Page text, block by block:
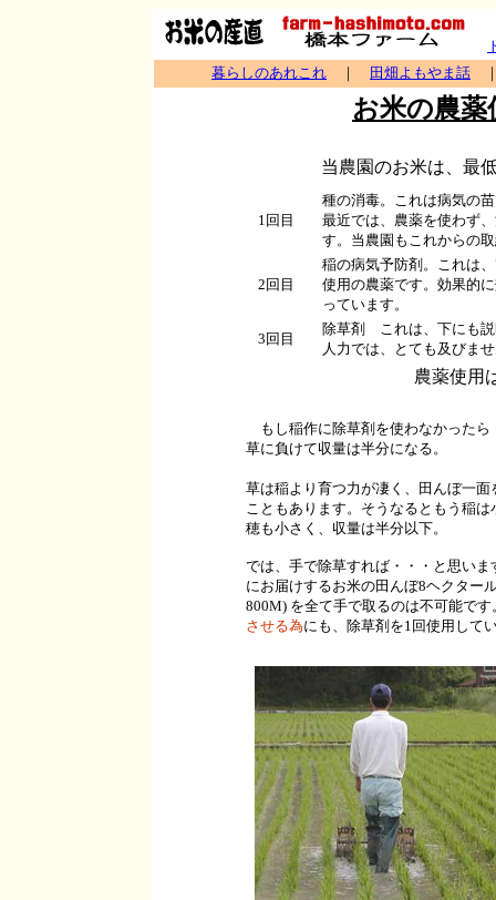
暮らしのあれこれ ｜ 田畑よもやま話
お米の農
当農園のお米は、最
1回目
種の消毒。これは病気の
最近では、農薬を使わず
す。当農園もこれからの
2回目
稲の病気予防剤。これは
使用の農薬です。効果的
っています。
3回目
除草剤 これは、下にも説
人力では、とても及びま
農薬使用
もし稲作に除草剤を使わなかったら
草に負けて収量は半分になる。
草は稲より育つ力が凄く、田んぼ一面
こともあります。そうなるともう稲は
穂も小さく、収量は半分以下。
では、手で除草すれば・・・と思いま
にお届けするお米の田んぼ8ヘクター
800M) を全て手で取るのは不可能です
させる為にも、除草剤を1回使用して